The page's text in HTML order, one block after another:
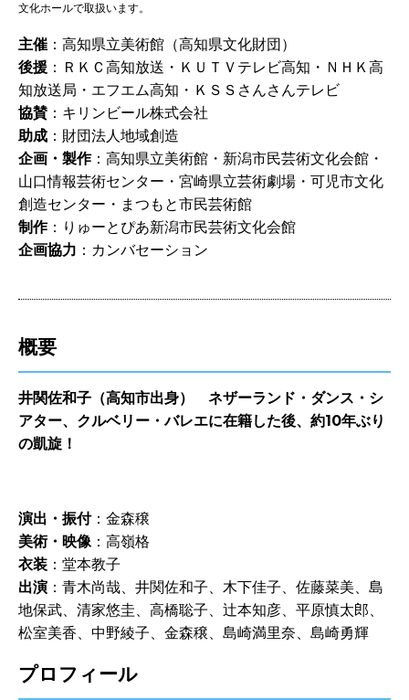
文化ホールで取扱います。
主催 ：高知県立美術館（高知県文化財団）
後援 ：ＲＫＣ高知放送・ＫＵＴＶテレビ高知・ＮＨＫ高
知放送局・エフエム高知・ＫＳＳさんさんテレビ
協賛 ：キリンビール株式会社
助成 ：財団法人地域創造
企画・製作：高知県立美術館・新潟市民芸術文化会館・
山口情報芸術センター・宮崎県立芸術劇場・可児市文化
創造センター・まつもと市民芸術館
制作：りゅーとぴあ新潟市民芸術文化会館
企画協力 ：カンバセーション
概要
井関佐和子（高知市出身） ネザーランド・ダンス・シ
アター、クルベリー・バレエに在籍した後、約10年ぶり
の凱旋！
演出・振付：金森穣
美術・映像 ：高嶺格
衣装 ：堂本教子
出演 ：青木尚哉、井関佐和子、木下佳子、佐藤菜美、島
地保武、清家悠圭、高橋聡子、辻本知彦、平原慎太郎、
松室美香、中野綾子、金森穣、島崎満里奈、島崎勇輝
プロフィール